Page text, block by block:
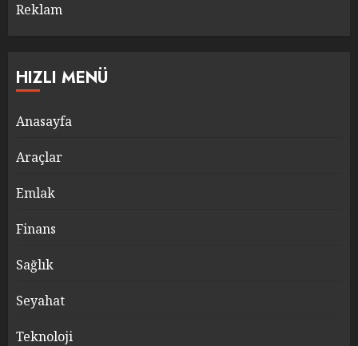
Reklam
HIZLI MENÜ
Anasayfa
Araçlar
Emlak
Finans
Sağlık
Seyahat
Teknoloji